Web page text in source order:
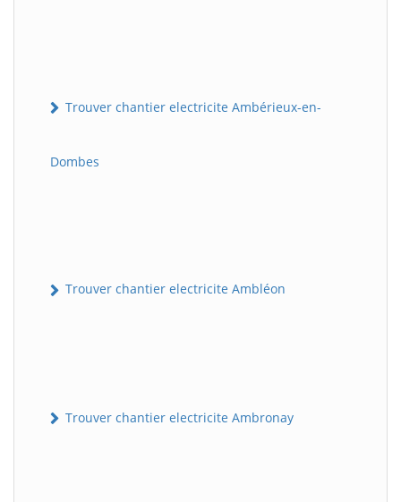
Trouver chantier electricite Ambérieux-en-
Dombes
Trouver chantier electricite Ambléon
Trouver chantier electricite Ambronay